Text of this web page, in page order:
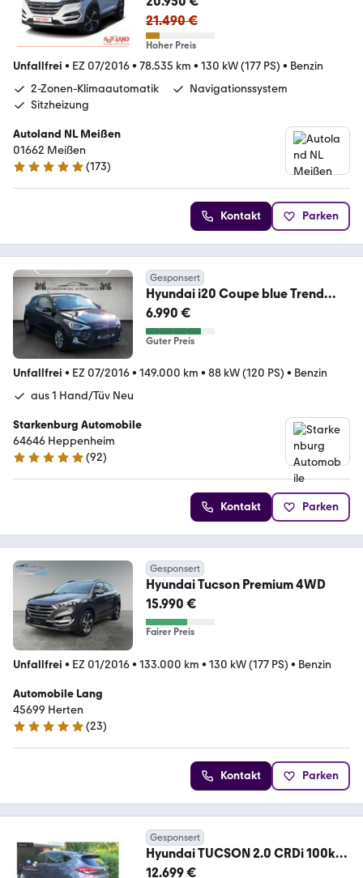
21.490 €
Hoher Preis
Unfallfrei • EZ 07/2016• 78.535 km • 130 kW (177 PS) • Benzin
2-Zonen-Klimaautomatik
Navigationssystem
Sitzheizung
Autoland NL Meißen
01662 Meißen
4.8 Sterne
(173)
Kontakt Parken
Gesponsert
Hyundai i20 Coupe blue Trend
1.Hand/Led/Klima/SHZ/ALU/
6.990 €
Guter Preis
Unfallfrei • EZ 07/2016• 149.000 km • 88 kW (120 PS) • Benzin
aus 1 Hand/Tüv Neu
Starkenburg Automobile
64646 Heppenheim
5 Sterne
(92)
Kontakt Parken
Gesponsert
Hyundai Tucson Premium 4WD
15.990 €
Fairer Preis
Unfallfrei • EZ 01/2016• 133.000 km • 130 kW (177 PS) • Benzin
Automobile Lang
45699 Herten
5 Sterne
(23)
Kontakt Parken
Gesponsert
Hyundai TUCSON 2.0 CRDi 100kW
Style 4WD Style
12.699 €